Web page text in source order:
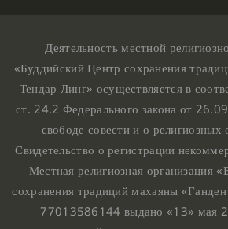
Деятельность местной
«Буддийский Центр сохранения
Тендар Линг» осуществляется в
ст. 24.2 Федерального закона от
свободе совести и о религиозных
Свидетельство о регистрации
Местная религиозная организация
сохранения традиций махаяны
77013586144 выдано «13» мая